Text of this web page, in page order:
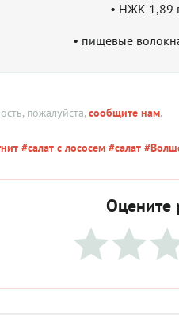
• НЖК 1,89
• пищевые
пожалуйста,сообщите нам.
#салат с лососем #салат
Оцените